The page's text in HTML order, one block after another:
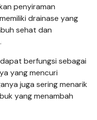
penyiraman
drainase yang
sehat dan
berfungsi sebagai
yang mencuri
juga sering menarik
yang menambah